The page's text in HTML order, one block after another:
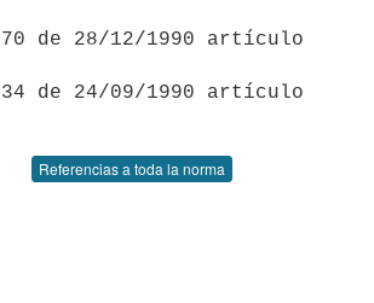
Referencias a toda la norma